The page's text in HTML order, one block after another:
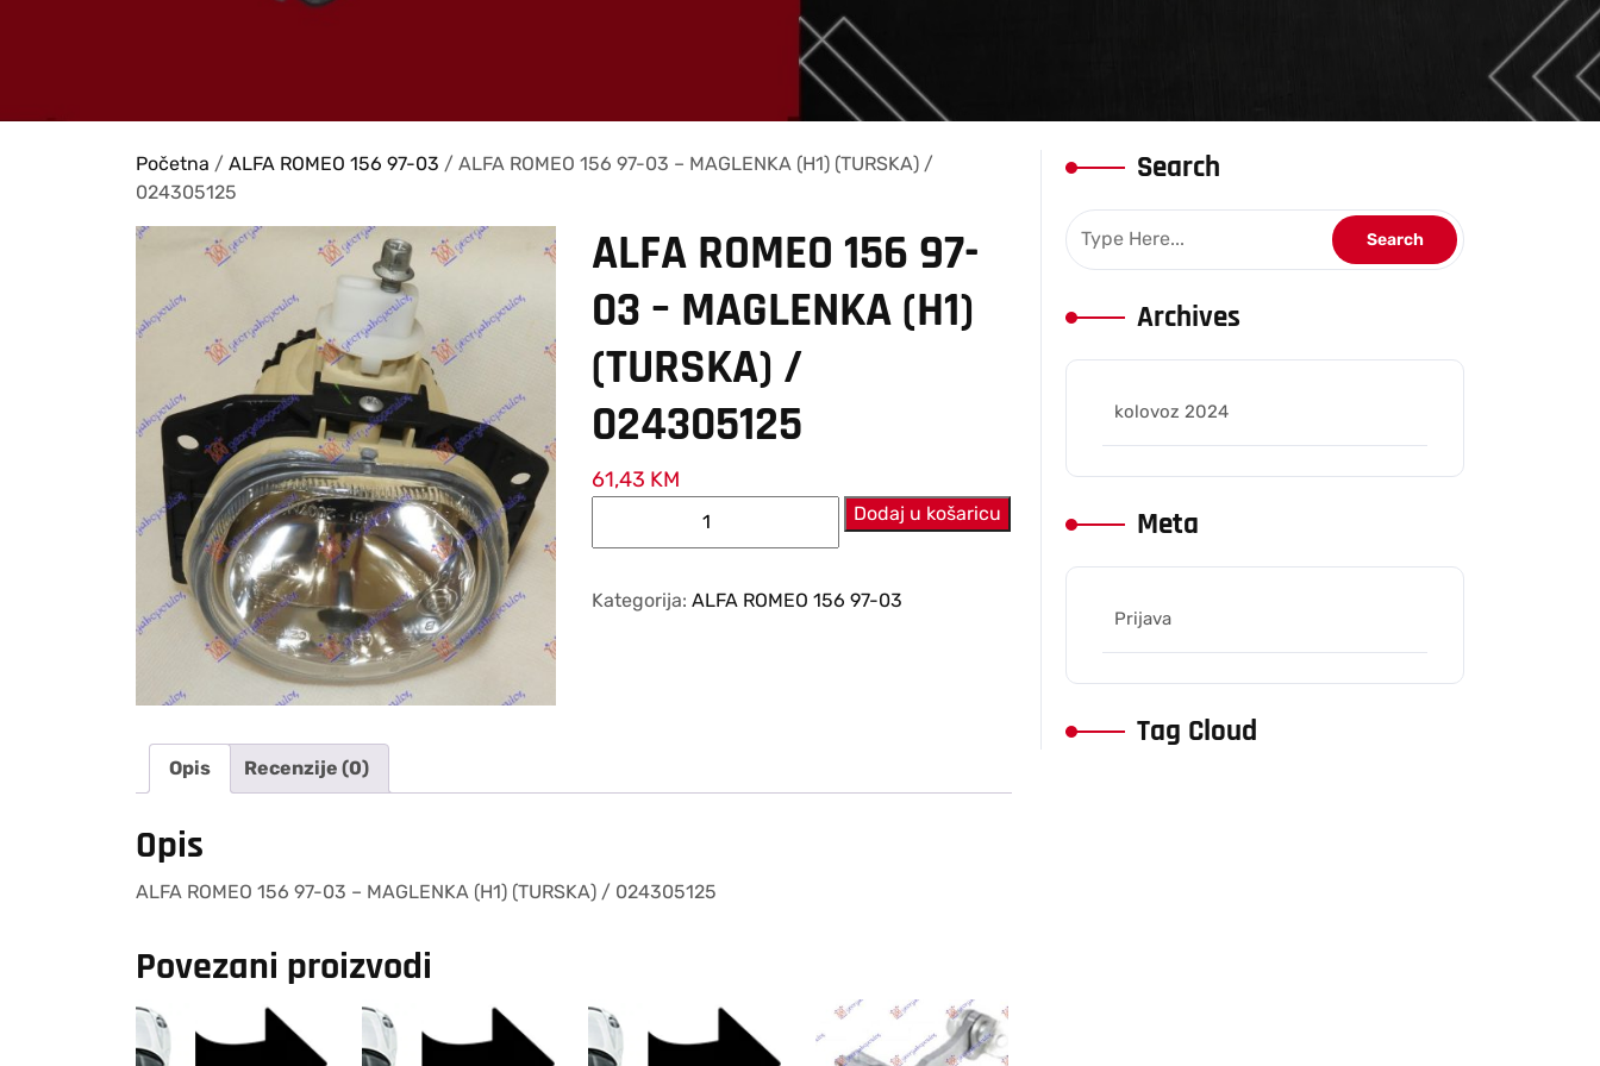
Početna / ALFA ROMEO 156 97-03 / ALFA ROMEO 156 97-03 – MAGLENKA (H1) (TURSKA) /
024305125
ALFA ROMEO 156 97-
03 – MAGLENKA (H1)
(TURSKA) /
024305125
61,43 KM
97-
024305125
Dodaj u košaricu
Kategorija: ALFA ROMEO 156 97-03
Opis Recenzije (0)
Opis
ALFA ROMEO 156 97-03 – MAGLENKA (H1) (TURSKA) / 024305125
Povezani proizvodi
Search
Archives
kolovoz 2024
Meta
Prijava
Tag Cloud